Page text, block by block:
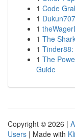
1 Code
1
1
1 The
1
1 The
Guide
Copyright © 2026 |
Users | Made with